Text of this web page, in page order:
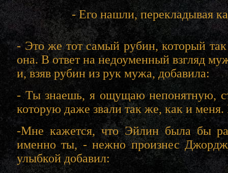
- Его нашли, перекладывая
- Это же тот самый рубин, который
она. В ответ на недоуменный взгляд
и, взяв рубин из рук мужа, добавила:
- Ты знаешь, я ощущаю непонятную,
которую даже звали так же, как и
-Мне кажется, что Эйлин была бы
именно ты, - нежно произнес
улыбкой добавил: